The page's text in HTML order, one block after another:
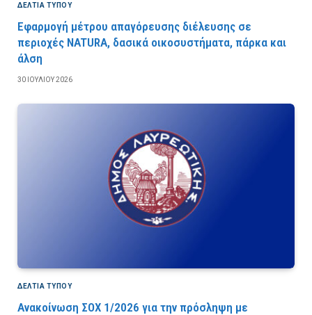
ΔΕΛΤΙΑ ΤΥΠΟΥ
Εφαρμογή μέτρου απαγόρευσης διέλευσης σε
περιοχές NATURA, δασικά οικοσυστήματα, πάρκα και
άλση
30 ΙΟΥΛΊΟΥ 2026
ΔΕΛΤΙΑ ΤΥΠΟΥ
Ανακοίνωση ΣΟΧ 1/2026 για την πρόσληψη με